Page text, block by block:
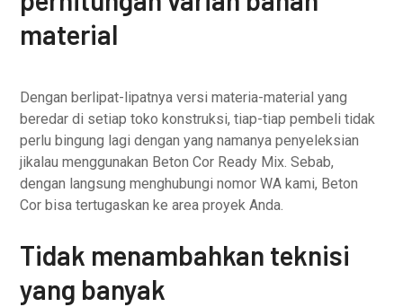
material
Dengan berlipat-lipatnya versi materia-material yang
beredar di setiap toko konstruksi, tiap-tiap pembeli tidak
perlu bingung lagi dengan yang namanya penyeleksian
jikalau menggunakan Beton Cor Ready Mix. Sebab,
dengan langsung menghubungi nomor WA kami, Beton
Cor bisa tertugaskan ke area proyek Anda.
Tidak menambahkan teknisi
yang banyak